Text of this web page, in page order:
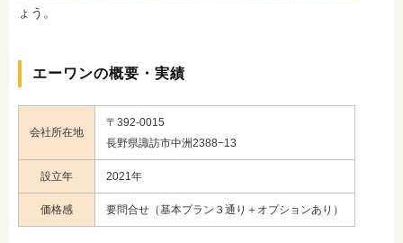
ょう。
エーワンの概要・実績
会社所在地
〒392-0015
長野県諏訪市中洲2388−13
設立年 2021年
価格感 要問合せ（基本プラン３通り＋オプションあり）